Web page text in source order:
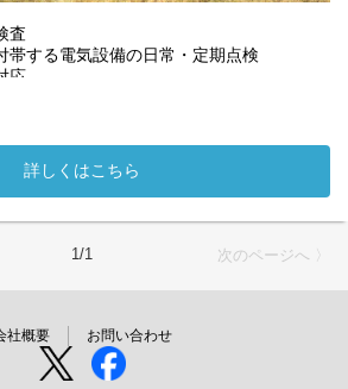
査
帯する電気設備の日常・定期点検
応
が少し異なる場合がございます。
詳しくはこちら
1/1 次のページへ 〉
社概要 お問い合わせ